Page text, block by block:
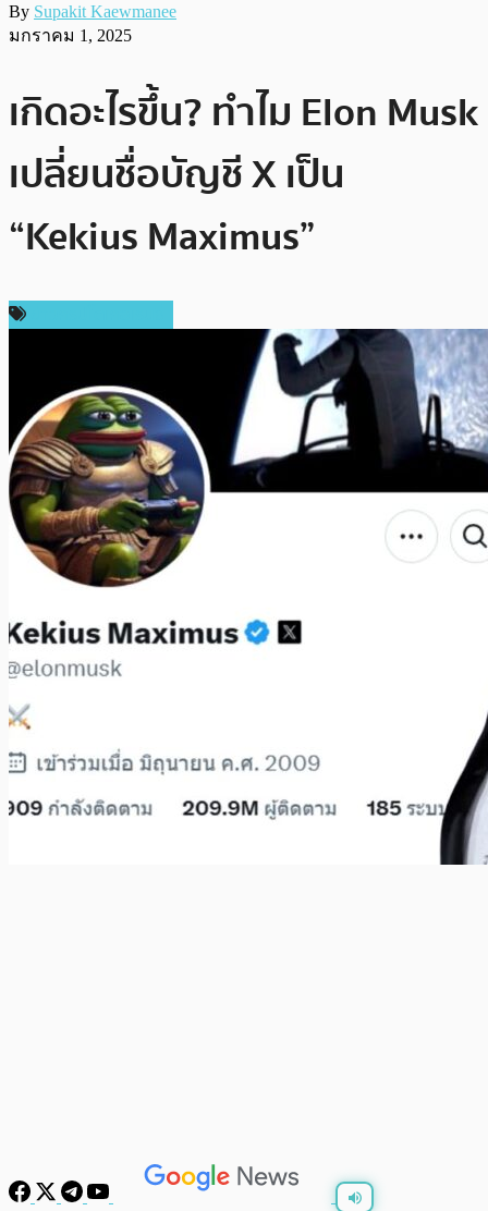
By Supakit Kaewmanee
มกราคม 1, 2025
เกิดอะไรขึ้น? ทำไม Elon Musk
เปลี่ยนชื่อบัญชี X เป็น
“Kekius Maximus”